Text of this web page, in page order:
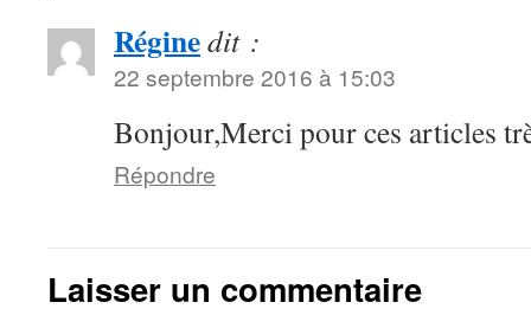
Réginedit :
22 septembre 2016 à 15:03
Bonjour,Merci pour ces articles
Répondre
Laisser un commentaire